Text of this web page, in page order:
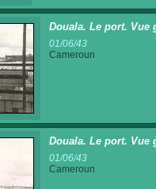
Douala. Le port. Vue
01/06/43
Cameroun
Douala. Le port. Vue
01/06/43
Cameroun